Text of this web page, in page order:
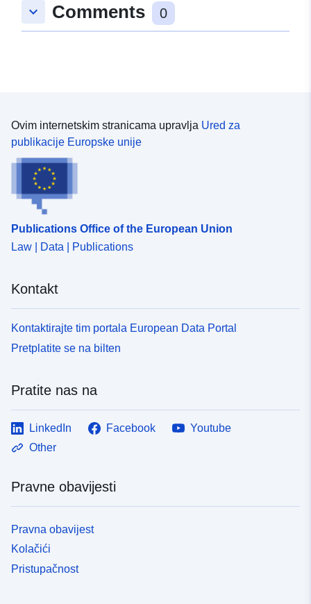
keyboard_arrow_down Comments 0
Ovim internetskim stranicama upravlja Ured za
publikacije Europske unije
Publications Office of the European Union
Law | Data | Publications
Kontakt
Kontaktirajte tim portala European Data Portal
Pretplatite se na bilten
Pratite nas na
LinkedIn Facebook
Youtube
Other
Pravne obavijesti
Pravna obavijest
Kolačići
Pristupačnost